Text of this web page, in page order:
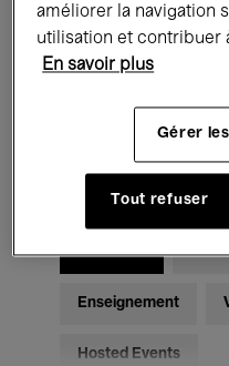
Expositions
Rencontres & Débats
Musique classique
Musique
Pour tous
Enseignement
Hosted Events
améliorer la navigation
utilisation et contribuer
En savoir plus
Gérer
Tout refuser